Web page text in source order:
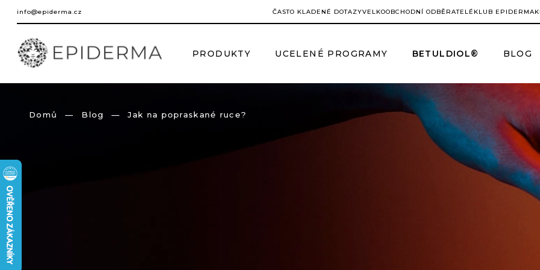
obsah
info@epiderma.cz ČASTO KLADENÉ DOTAZYVELKOOBCHODNÍ ODBĚRATELÉ KLUB EPIDERMA
PRODUKTY UCELENÉ PROGRAMY BETULDIOL® BLOG
Domů Blog Jak na popraskané ruce?